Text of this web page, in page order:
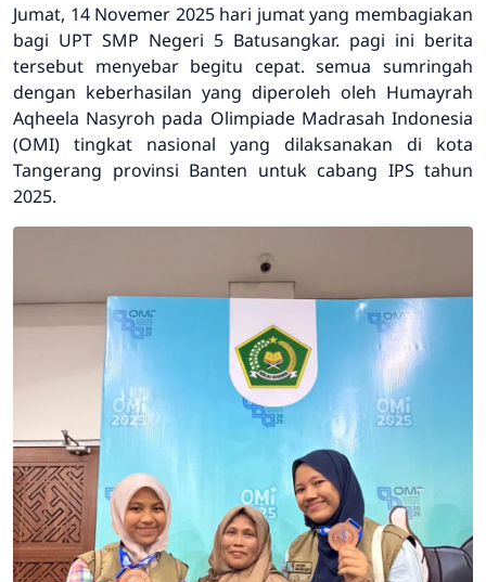
Jumat, 14 Novemer 2025 hari jumat yang membagiakan
bagi UPT SMP Negeri 5 Batusangkar. pagi ini berita
tersebut menyebar begitu cepat. semua sumringah
dengan keberhasilan yang diperoleh oleh Humayrah
Aqheela Nasyroh pada Olimpiade Madrasah Indonesia
(OMI) tingkat nasional yang dilaksanakan di kota
Tangerang provinsi Banten untuk cabang IPS tahun
2025.